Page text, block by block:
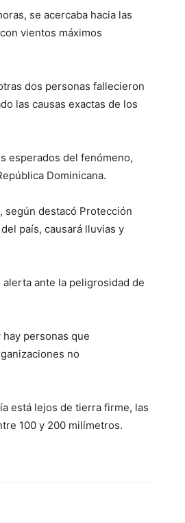
se acercaba hacia las
vientos máximos
dos personas fallecieron
las causas exactas de los
esperados del fenómeno,
Dominicana.
según destacó Protección
país, causará lluvias y
ante la peligrosidad de
personas que
no
está lejos de tierra firme, las
100 y 200 milímetros.